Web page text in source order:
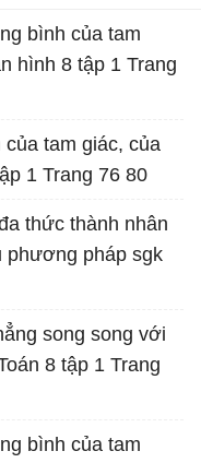
bình của tam
hình 8 tập 1 Trang
tam giác, của
1 Trang 76 80
thức thành nhân
phương pháp sgk
song song với
8 tập 1 Trang
bình của tam